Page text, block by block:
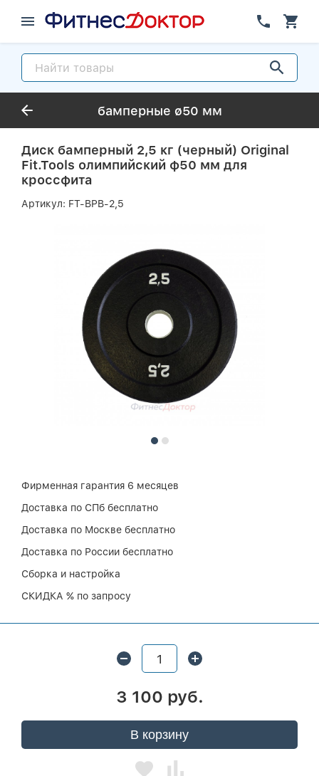
бамперные ø50 мм
Диск бамперный 2,5 кг (черный) Original
Fit.Tools олимпийский ф50 мм для
кроссфита
Артикул: FT-BPB-2,5
Фирменная гарантия 6 месяцев
Доставка по СПб бесплатно
Доставка по Москве бесплатно
Доставка по России бесплатно
Сборка и настройка
СКИДКА % по запросу
3 100 руб.
В корзину